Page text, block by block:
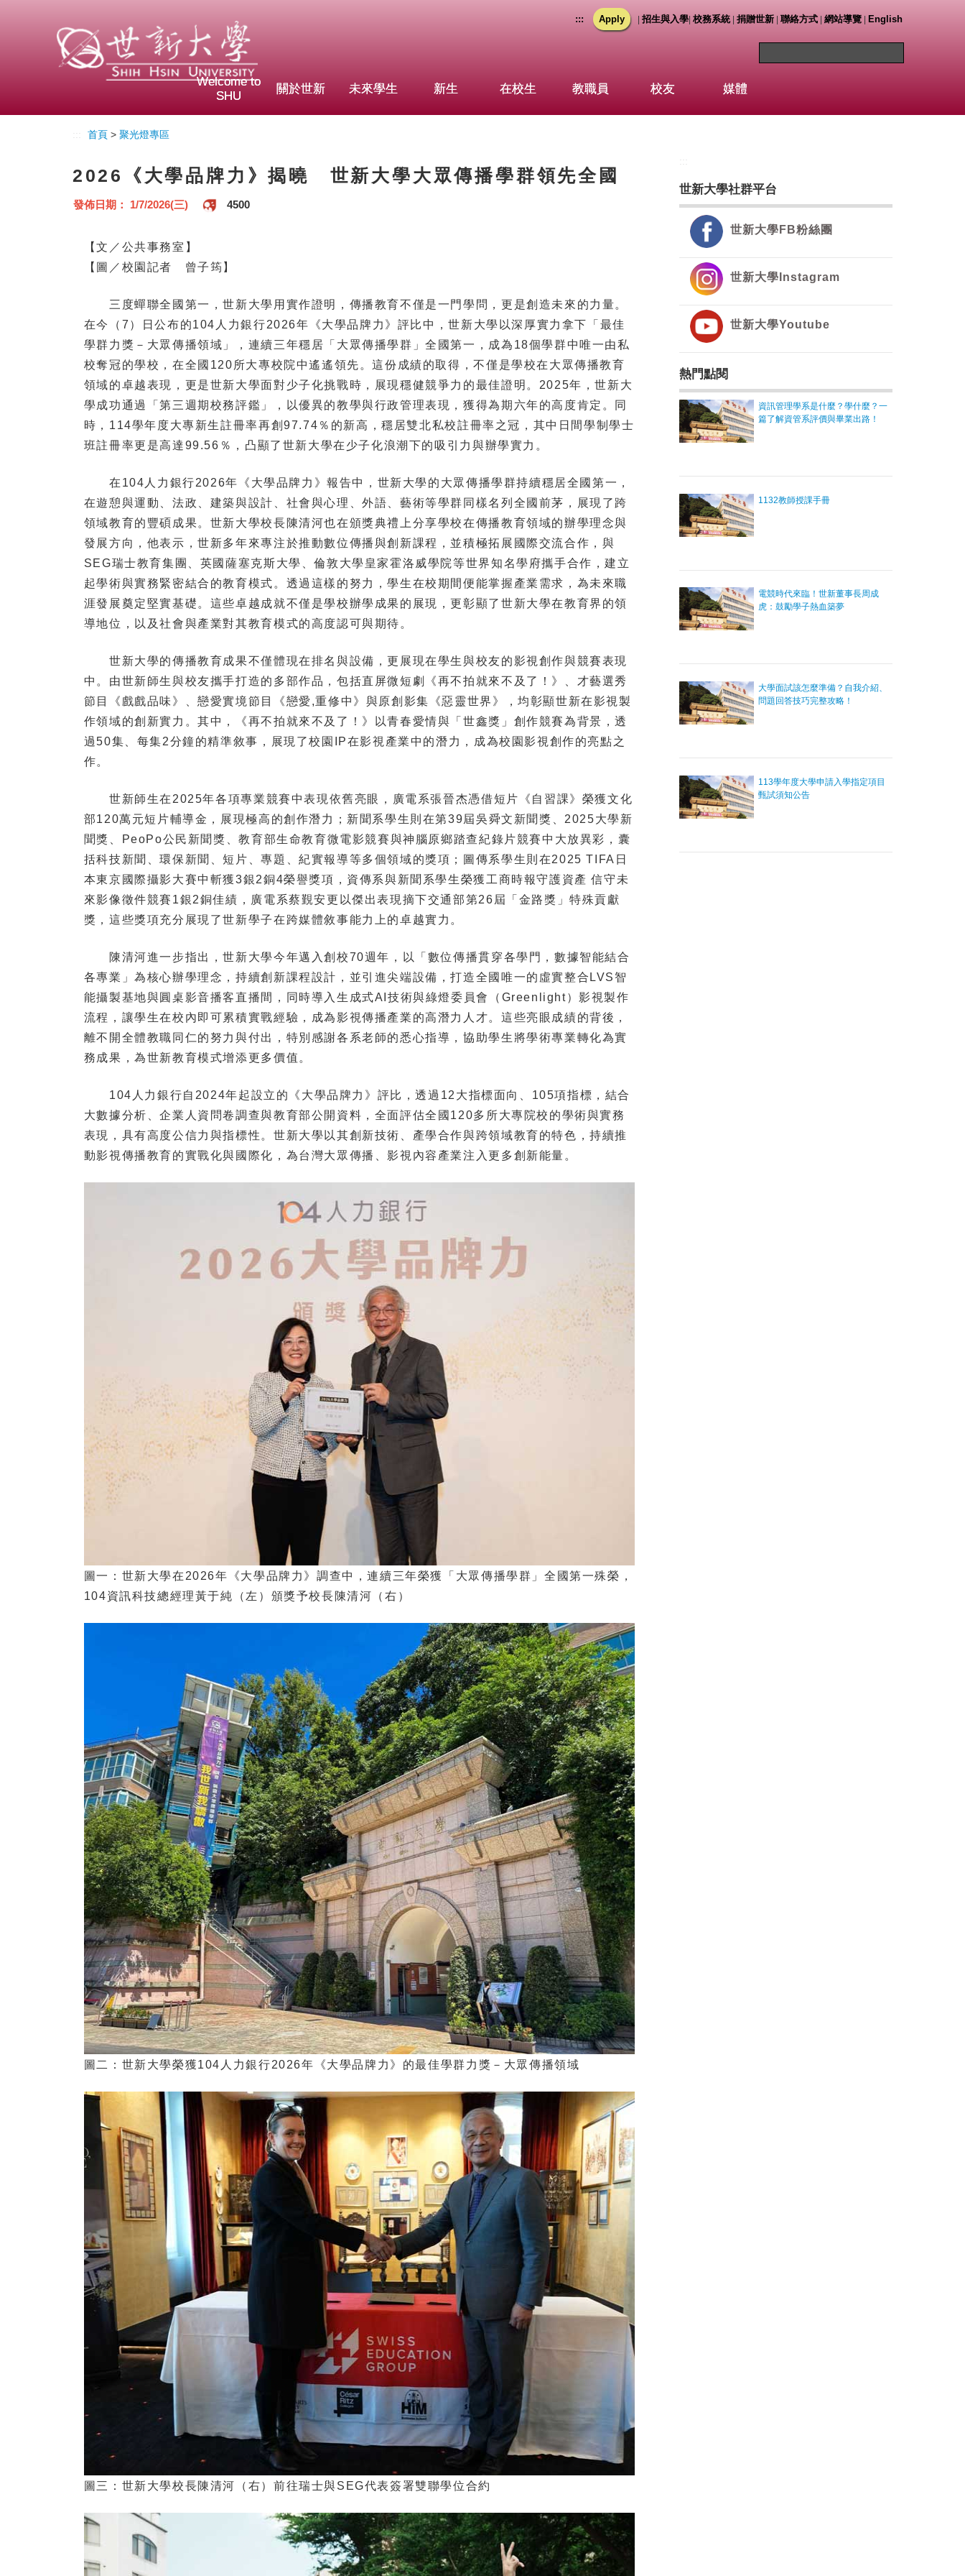
::: Apply 招生與入學| 校務系統| 捐贈世新| 聯絡方式| 網站導覽| English
Welcome to
SHU
關於世新 未來學生 新生 在校生 教職員 校友 媒體
首頁> 聚光燈專區
2026《大學品牌力》揭曉 世新大學大眾傳播學群領先全國
發佈日期： 1/7/2026(三) 4500
【文／公共事務室】
【圖／校園記者 曾子筠】
三度蟬聯全國第一，世新大學用實作證明，傳播教育不僅是一門學問，更是創造未來的力量。
在今（7）日公布的104人力銀行2026年《大學品牌力》評比中，世新大學以深厚實力拿下「最佳
學群力獎－大眾傳播領域」，連續三年穩居「大眾傳播學群」全國第一，成為18個學群中唯一由私
校奪冠的學校，在全國120所大專校院中遙遙領先。這份成績的取得，不僅是學校在大眾傳播教育
領域的卓越表現，更是世新大學面對少子化挑戰時，展現穩健競爭力的最佳證明。2025年，世新大
學成功通過「第三週期校務評鑑」，以優異的教學與行政管理表現，獲得為期六年的高度肯定。同
時，114學年度大專新生註冊率再創97.74％的新高，穩居雙北私校註冊率之冠，其中日間學制學士
班註冊率更是高達99.56％，凸顯了世新大學在少子化浪潮下的吸引力與辦學實力。
在104人力銀行2026年《大學品牌力》報告中，世新大學的大眾傳播學群持續穩居全國第一，
在遊憩與運動、法政、建築與設計、社會與心理、外語、藝術等學群同樣名列全國前茅，展現了跨
領域教育的豐碩成果。世新大學校長陳清河也在頒獎典禮上分享學校在傳播教育領域的辦學理念與
發展方向，他表示，世新多年來專注於推動數位傳播與創新課程，並積極拓展國際交流合作，與
SEG瑞士教育集團、英國薩塞克斯大學、倫敦大學皇家霍洛威學院等世界知名學府攜手合作，建立
起學術與實務緊密結合的教育模式。透過這樣的努力，學生在校期間便能掌握產業需求，為未來職
涯發展奠定堅實基礎。這些卓越成就不僅是學校辦學成果的展現，更彰顯了世新大學在教育界的領
導地位，以及社會與產業對其教育模式的高度認可與期待。
世新大學的傳播教育成果不僅體現在排名與設備，更展現在學生與校友的影視創作與競賽表現
中。由世新師生與校友攜手打造的多部作品，包括直屏微短劇《再不拍就來不及了！》、才藝選秀
節目《戲戲品味》、戀愛實境節目《戀愛,重修中》與原創影集《惡靈世界》，均彰顯世新在影視製
作領域的創新實力。其中，《再不拍就來不及了！》以青春愛情與「世鑫獎」創作競賽為背景，透
過50集、每集2分鐘的精準敘事，展現了校園IP在影視產業中的潛力，成為校園影視創作的亮點之
作。
世新師生在2025年各項專業競賽中表現依舊亮眼，廣電系張晉杰憑借短片《自習課》榮獲文化
部120萬元短片輔導金，展現極高的創作潛力；新聞系學生則在第39屆吳舜文新聞獎、2025大學新
聞獎、PeoPo公民新聞獎、教育部生命教育微電影競賽與神腦原鄉踏查紀錄片競賽中大放異彩，囊
括科技新聞、環保新聞、短片、專題、紀實報導等多個領域的獎項；圖傳系學生則在2025 TIFA日
本東京國際攝影大賽中斬獲3銀2銅4榮譽獎項，資傳系與新聞系學生榮獲工商時報守護資產 信守未
來影像徵件競賽1銀2銅佳績，廣電系蔡覲安更以傑出表現摘下交通部第26屆「金路獎」特殊貢獻
獎，這些獎項充分展現了世新學子在跨媒體敘事能力上的卓越實力。
陳清河進一步指出，世新大學今年邁入創校70週年，以「數位傳播貫穿各學門，數據智能結合
各專業」為核心辦學理念，持續創新課程設計，並引進尖端設備，打造全國唯一的虛實整合LVS智
能攝製基地與圓桌影音播客直播間，同時導入生成式AI技術與綠燈委員會（Greenlight）影視製作
流程，讓學生在校內即可累積實戰經驗，成為影視傳播產業的高潛力人才。這些亮眼成績的背後，
離不開全體教職同仁的努力與付出，特別感謝各系老師的悉心指導，協助學生將學術專業轉化為實
務成果，為世新教育模式增添更多價值。
104人力銀行自2024年起設立的《大學品牌力》評比，透過12大指標面向、105項指標，結合
大數據分析、企業人資問卷調查與教育部公開資料，全面評估全國120多所大專院校的學術與實務
表現，具有高度公信力與指標性。世新大學以其創新技術、產學合作與跨領域教育的特色，持續推
動影視傳播教育的實戰化與國際化，為台灣大眾傳播、影視內容產業注入更多創新能量。
圖一：世新大學在2026年《大學品牌力》調查中，連續三年榮獲「大眾傳播學群」全國第一殊榮，
104資訊科技總經理黃于純（左）頒獎予校長陳清河（右）
圖二：世新大學榮獲104人力銀行2026年《大學品牌力》的最佳學群力獎－大眾傳播領域
圖三：世新大學校長陳清河（右）前往瑞士與SEG代表簽署雙聯學位合約
世新大學社群平台
世新大學FB粉絲團
世新大學Instagram
世新大學Youtube
熱門點閱
資訊管理學系是什麼？學什麼？一
篇了解資管系評價與畢業出路！
1132教師授課手冊
電競時代來臨！世新董事長周成
虎：鼓勵學子熱血築夢
大學面試該怎麼準備？自我介紹、
問題回答技巧完整攻略！
113學年度大學申請入學指定項目
甄試須知公告